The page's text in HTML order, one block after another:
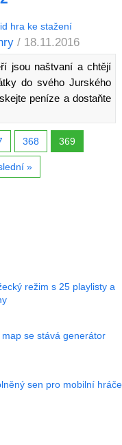
/ 18.11.2016
jsou naštvaní a chtějí
do svého Jurského
peníze a dostaňte
368 369
»
režim s 25 playlisty a
se stává generátor
sen pro mobilní hráče